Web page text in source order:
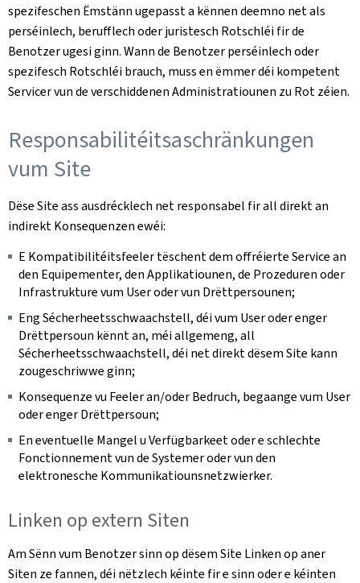
spezifeschen Ëmstänn ugepasst a kënnen deemno net als
perséinlech, berufflech oder juristesch Rotschléi fir de
Benotzer ugesi ginn. Wann de Benotzer perséinlech oder
spezifesch Rotschléi brauch, muss en ëmmer déi kompetent
Servicer vun de verschiddenen Administratiounen zu Rot zéien.
Responsabilitéitsaschränkungen
vum Site
Dëse Site ass ausdrécklech net responsabel fir all direkt an
indirekt Konsequenzen ewéi:
E Kompatibilitéitsfeeler tëschent dem offréierte Service an
den Equipementer, den Applikatiounen, de Prozeduren oder
Infrastrukture vum User oder vun Drëttpersounen;
Eng Sécherheetsschwaachstell, déi vum User oder enger
Drëttpersoun kënnt an, méi allgemeng, all
Sécherheetsschwaachstell, déi net direkt dësem Site kann
zougeschriwwe ginn;
Konsequenze vu Feeler an/oder Bedruch, begaange vum User
oder enger Drëttpersoun;
En eventuelle Mangel u Verfügbarkeet oder e schlechte
Fonctionnement vun de Systemer oder vun den
elektronesche Kommunikatiounsnetzwierker.
Linken op extern Siten
Am Sënn vum Benotzer sinn op dësem Site Linken op aner
Siten ze fannen, déi nëtzlech kéinte fir e sinn oder e kéinten